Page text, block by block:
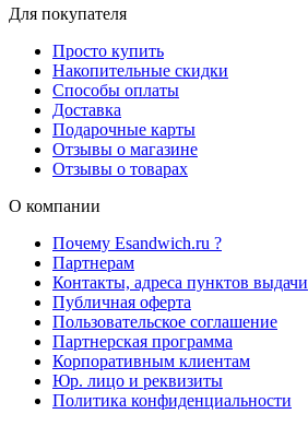
Для покупателя
Просто купить
Накопительные скидки
Способы оплаты
Доставка
Подарочные карты
Отзывы о магазине
Отзывы о товарах
О компании
Почему Esandwich.ru ?
Партнерам
Контакты, адреса пунктов выдачи
Публичная оферта
Пользовательское соглашение
Партнерская программа
Корпоративным клиентам
Юр. лицо и реквизиты
Политика конфиденциальности